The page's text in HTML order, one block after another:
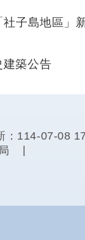
子島地區」
築公告
：114-07-08